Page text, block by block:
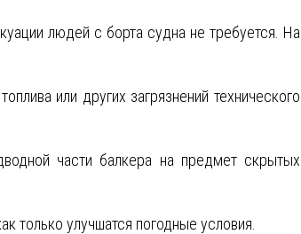
людей с борта судна не требуется. На
или других загрязнений технического
части балкера на предмет скрытых
только улучшатся погодные условия.